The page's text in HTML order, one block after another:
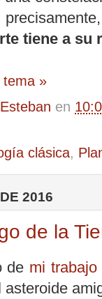
tiene a su
tema »
en
clásica,
2016
de la
de mi